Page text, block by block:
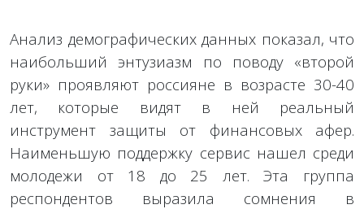
Анализ демографических данных показал, что
наибольший энтузиазм по поводу «второй
руки» проявляют россияне в возрасте 30-40
лет, которые видят в ней реальный
инструмент защиты от финансовых афер.
Наименьшую поддержку сервис нашел среди
молодежи от 18 до 25 лет. Эта группа
респондентов выразила сомнения в